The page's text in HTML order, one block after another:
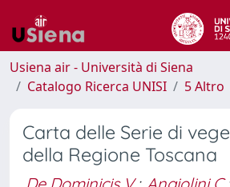
Usiena air - Università di Siena
Catalogo Ricerca UNISI
5 Altro
Carta delle Serie di
della Regione Toscana